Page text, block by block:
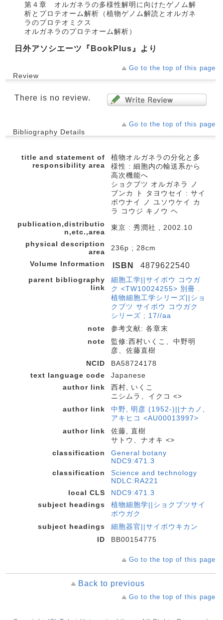
第４章 オルガネラの多様性解明に向けたゲノム解
析とプロテオーム解析（植物ゲノム解読とオルガネ
ラのプロテオミクス
オルガネラのプロテオーム解析）
日外アソシエーツ『BookPlus』より
Go to the top of this page
Review
There is no review.
Go to the top of this page
Bibliography Details
title and statement of
responsibility area
植物オルガネラの分化と多
様性 : 細胞内の輸送系から
高次機能へ
ショクブツ オルガネラ ノ
ブンカ ト タヨウセイ : サイ
ボウナイ ノ ユソウケイ カ
ラ コウジ キノウ ヘ
publication,distributio
n,etc.,area
東京 : 秀潤社 , 2002.10
physical description
area
236p ; 28cm
Volume Information
ISBN 4879622540
parent bibliography
link
細胞工学||サイボウ コウガ
ク <TW10024255> 別冊 .
植物細胞工学シリーズ||ショ
クブツ サイボウ コウガク
シリーズ ; 17//aa
note
参考文献: 各章末
note
監修:西村いくこ、中野明
彦、佐藤直樹
NCID
BA58724178
text language code
Japanese
author link
西村, いくこ
ニシムラ、イクコ <>
author link
中野, 明彦 (1952-)||ナカノ,
アキヒコ <AU00013997>
author link
佐藤, 直樹
サトウ、ナオキ <>
classification
General botany
NDC9:471.3
classification
Science and technology
NDLC:RA221
local CLS
NDC9:471.3
subject headings
植物細胞学||ショクブツサイ
ボウガク
subject headings
細胞器官||サイボウキカン
ID
BB00154775
Go to the top of this page
Back to previous
Go to the top of this page